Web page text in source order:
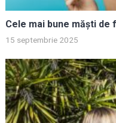
Cele mai bune măști
15 septembrie 2025